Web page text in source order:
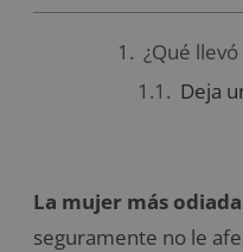
¿Qué
Deja
La mujer más
seguramente no le